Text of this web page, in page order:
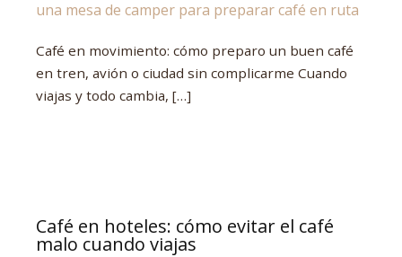
Café en movimiento: cómo preparo un buen café
en tren, avión o ciudad sin complicarme Cuando
viajas y todo cambia, […]
Café en hoteles: cómo evitar el café
malo cuando viajas